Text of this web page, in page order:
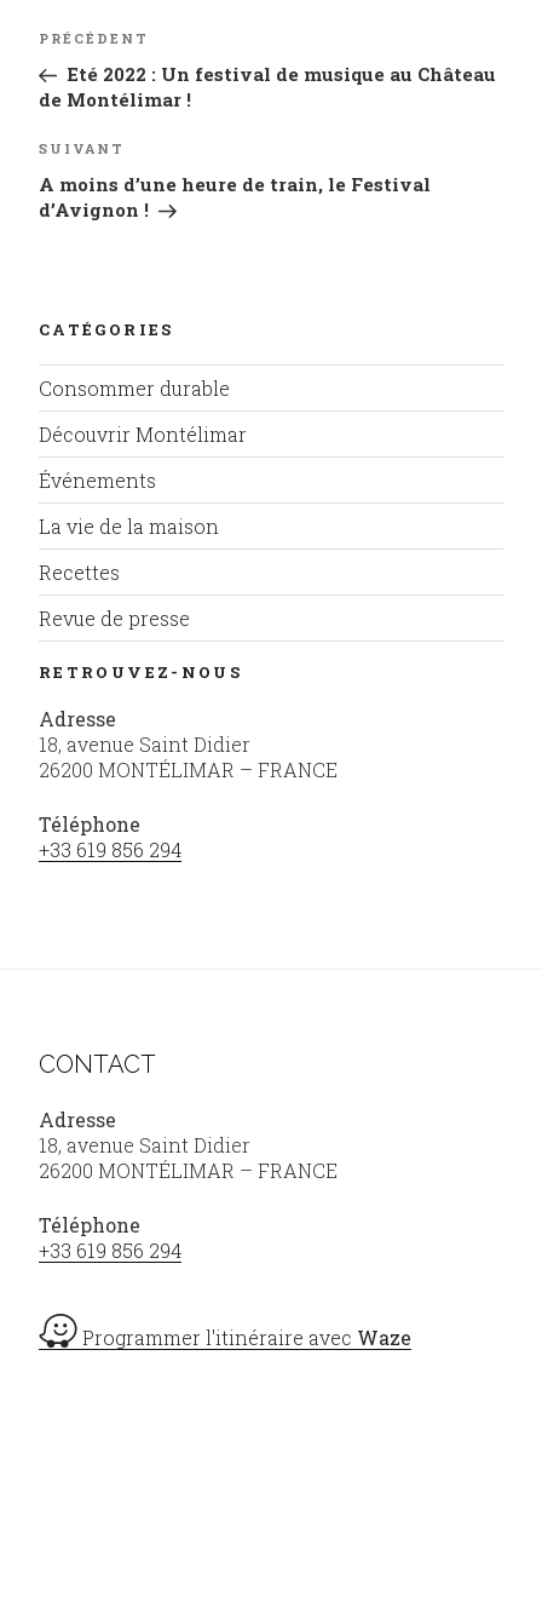
k
Navigation
de
l’article
Article
précédent
PRÉCÉDENT
Eté 2022 : Un festival de musique au Château
de Montélimar !
Article
suivant
SUIVANT
A moins d’une heure de train, le Festival
d’Avignon !
CATÉGORIES
Consommer durable
Découvrir Montélimar
Événements
La vie de la maison
Recettes
Revue de presse
RETROUVEZ-NOUS
Adresse
18, avenue Saint Didier
26200 MONTÉLIMAR – FRANCE
Téléphone
+33 619 856 294
CONTACT
Adresse
18, avenue Saint Didier
26200 MONTÉLIMAR – FRANCE
Téléphone
+33 619 856 294
Programmer l'itinéraire avec Waze